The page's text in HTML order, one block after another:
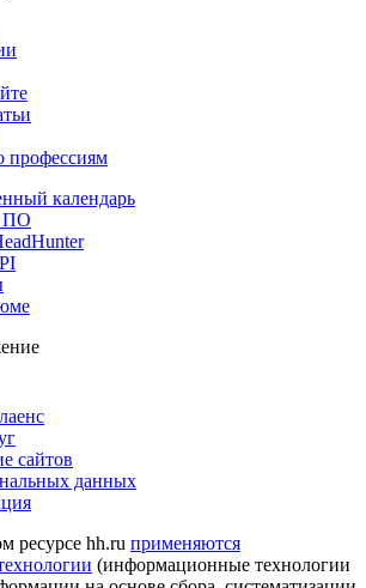
профессиям
календарь
ПО
сайтов
данных
ресурсе hh.ru применяются
(информационные технологии